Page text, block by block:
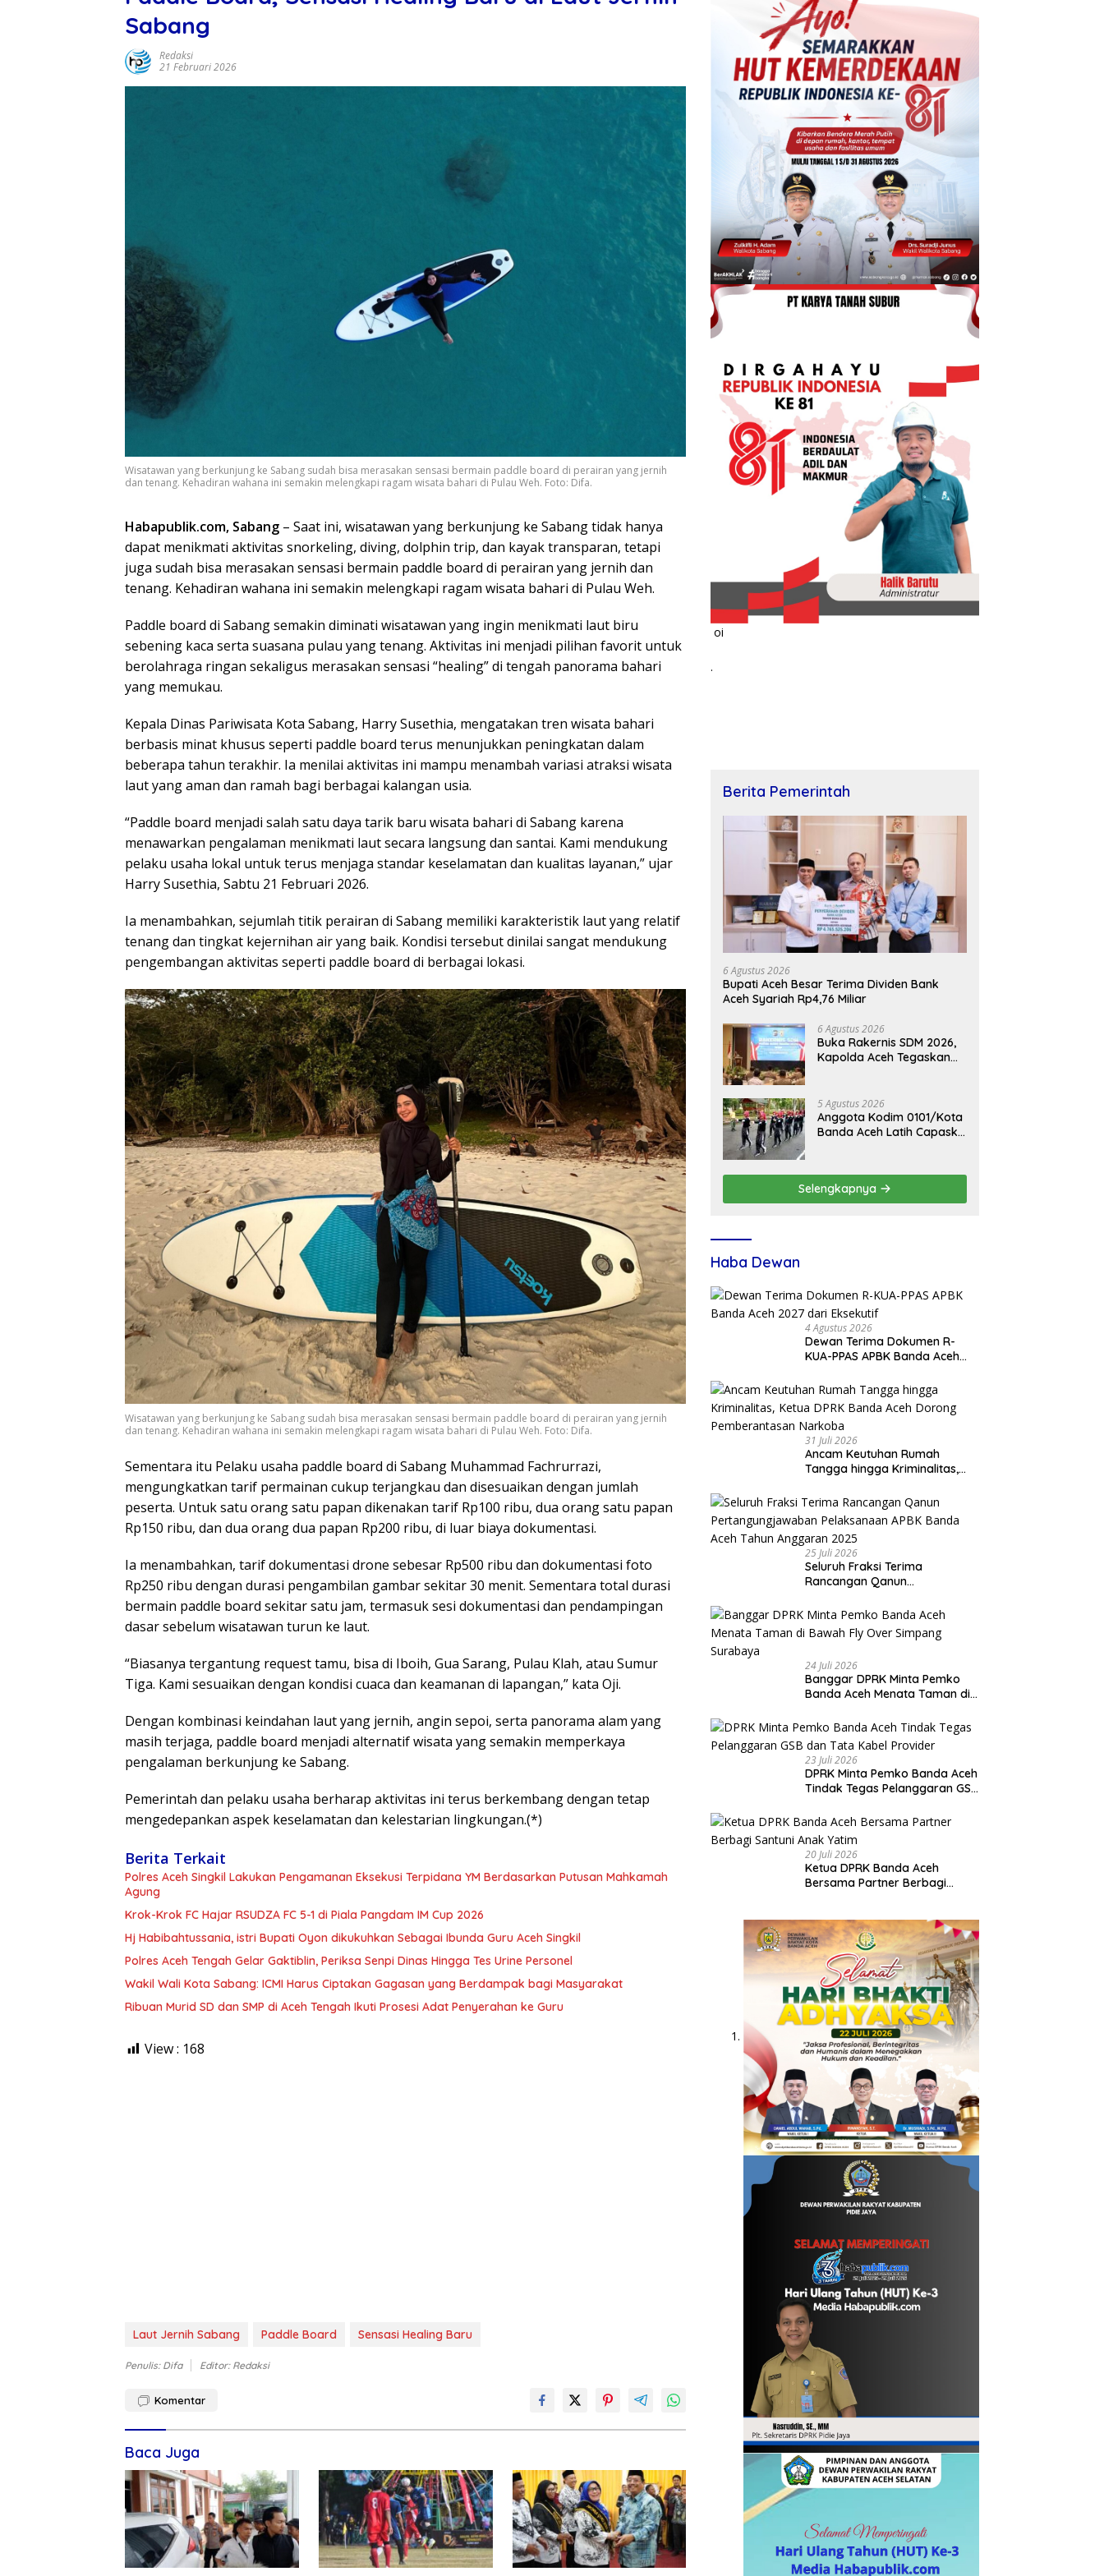
Sabang
Redaksi
21 Februari 2026
Wisatawan yang berkunjung ke Sabang sudah bisa merasakan sensasi bermain paddle board di perairan yang jernih
dan tenang. Kehadiran wahana ini semakin melengkapi ragam wisata bahari di Pulau Weh. Foto: Difa.
Habapublik.com, Sabang – Saat ini, wisatawan yang berkunjung ke Sabang tidak hanya
dapat menikmati aktivitas snorkeling, diving, dolphin trip, dan kayak transparan, tetapi
juga sudah bisa merasakan sensasi bermain paddle board di perairan yang jernih dan
tenang. Kehadiran wahana ini semakin melengkapi ragam wisata bahari di Pulau Weh.
Paddle board di Sabang semakin diminati wisatawan yang ingin menikmati laut biru
sebening kaca serta suasana pulau yang tenang. Aktivitas ini menjadi pilihan favorit untuk
berolahraga ringan sekaligus merasakan sensasi “healing” di tengah panorama bahari
yang memukau.
Kepala Dinas Pariwisata Kota Sabang, Harry Susethia, mengatakan tren wisata bahari
berbasis minat khusus seperti paddle board terus menunjukkan peningkatan dalam
beberapa tahun terakhir. Ia menilai aktivitas ini mampu menambah variasi atraksi wisata
laut yang aman dan ramah bagi berbagai kalangan usia.
“Paddle board menjadi salah satu daya tarik baru wisata bahari di Sabang karena
menawarkan pengalaman menikmati laut secara langsung dan santai. Kami mendukung
pelaku usaha lokal untuk terus menjaga standar keselamatan dan kualitas layanan,” ujar
Harry Susethia, Sabtu 21 Februari 2026.
Ia menambahkan, sejumlah titik perairan di Sabang memiliki karakteristik laut yang relatif
tenang dan tingkat kejernihan air yang baik. Kondisi tersebut dinilai sangat mendukung
pengembangan aktivitas seperti paddle board di berbagai lokasi.
Wisatawan yang berkunjung ke Sabang sudah bisa merasakan sensasi bermain paddle board di perairan yang jernih
dan tenang. Kehadiran wahana ini semakin melengkapi ragam wisata bahari di Pulau Weh. Foto: Difa.
Sementara itu Pelaku usaha paddle board di Sabang Muhammad Fachrurrazi,
mengungkatkan tarif permainan cukup terjangkau dan disesuaikan dengan jumlah
peserta. Untuk satu orang satu papan dikenakan tarif Rp100 ribu, dua orang satu papan
Rp150 ribu, dan dua orang dua papan Rp200 ribu, di luar biaya dokumentasi.
Ia menambahkan, tarif dokumentasi drone sebesar Rp500 ribu dan dokumentasi foto
Rp250 ribu dengan durasi pengambilan gambar sekitar 30 menit. Sementara total durasi
bermain paddle board sekitar satu jam, termasuk sesi dokumentasi dan pendampingan
dasar sebelum wisatawan turun ke laut.
“Biasanya tergantung request tamu, bisa di Iboih, Gua Sarang, Pulau Klah, atau Sumur
Tiga. Kami sesuaikan dengan kondisi cuaca dan keamanan di lapangan,” kata Oji.
Dengan kombinasi keindahan laut yang jernih, angin sepoi, serta panorama alam yang
masih terjaga, paddle board menjadi alternatif wisata yang semakin memperkaya
pengalaman berkunjung ke Sabang.
Pemerintah dan pelaku usaha berharap aktivitas ini terus berkembang dengan tetap
mengedepankan aspek keselamatan dan kelestarian lingkungan.(*)
Berita Terkait
Polres Aceh Singkil Lakukan Pengamanan Eksekusi Terpidana YM Berdasarkan Putusan Mahkamah
Agung
Krok-Krok FC Hajar RSUDZA FC 5-1 di Piala Pangdam IM Cup 2026
Hj Habibahtussania, istri Bupati Oyon dikukuhkan Sebagai Ibunda Guru Aceh Singkil
Polres Aceh Tengah Gelar Gaktiblin, Periksa Senpi Dinas Hingga Tes Urine Personel
Wakil Wali Kota Sabang: ICMI Harus Ciptakan Gagasan yang Berdampak bagi Masyarakat
Ribuan Murid SD dan SMP di Aceh Tengah Ikuti Prosesi Adat Penyerahan ke Guru
View : 168
Laut Jernih Sabang Paddle Board Sensasi Healing Baru
Penulis: Difa Editor: Redaksi
Komentar
Baca Juga
oi
.
Berita Pemerintah
6 Agustus 2026
Bupati Aceh Besar Terima Dividen Bank
Aceh Syariah Rp4,76 Miliar
6 Agustus 2026
Buka Rakernis SDM 2026,
Kapolda Aceh Tegaskan
Profesional dan Humanis
5 Agustus 2026
Anggota Kodim 0101/Kota
Banda Aceh Latih Capaska
Selengkapnya
Haba Dewan
4 Agustus 2026
Dewan Terima Dokumen R-
KUA-PPAS APBK Banda Aceh
31 Juli 2026
Ancam Keutuhan Rumah
Tangga hingga Kriminalitas,
Dorong Pemberantasan
Narkoba
25 Juli 2026
Seluruh Fraksi Terima
Rancangan Qanun
Pelaksanaan APBK Banda Aceh
Tahun Anggaran 2025
24 Juli 2026
Banggar DPRK Minta Pemko
Banda Aceh Menata Taman di
Surabaya
23 Juli 2026
DPRK Minta Pemko Banda Aceh
Tindak Tegas Pelanggaran GSB
20 Juli 2026
Ketua DPRK Banda Aceh
Bersama Partner Berbagi